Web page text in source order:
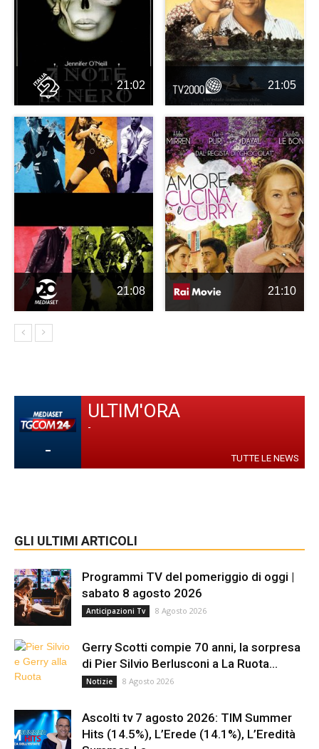
21:02 21:05
21:08 21:10
-
ULTIM'ORA
-
TUTTE LE NEWS
GLI ULTIMI ARTICOLI
Programmi TV del pomeriggio di oggi |
sabato 8 agosto 2026
Anticipazioni Tv 8 Agosto 2026
Gerry Scotti compie 70 anni, la sorpresa
di Pier Silvio Berlusconi a La Ruota...
Notizie 8 Agosto 2026
Ascolti tv 7 agosto 2026: TIM Summer
Hits (14.5%), L’Erede (14.1%), L’Eredità